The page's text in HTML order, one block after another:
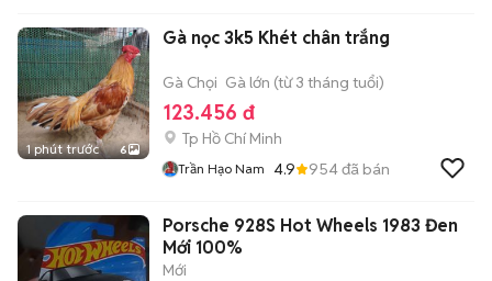
1 phút trước 6
Gà nọc 3k5 Khét chân trắng
Gà Chọi Gà lớn (từ 3 tháng tuổi)
123.456 đ
Tp Hồ Chí Minh
Trần Hạo Nam 4.9 954đã bán
Porsche 928S Hot Wheels 1983 Đen
Mới 100%
Mới